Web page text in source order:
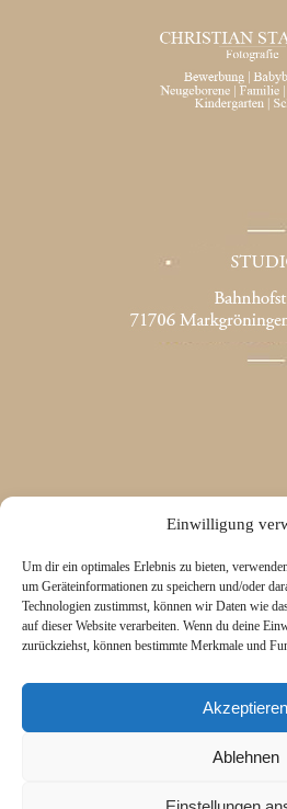
Einwilligung
Um dir ein optimales Erlebnis zu bieten,
um Geräteinformationen zu speichern und/oder
Technologien zustimmst, können wir Daten wie
auf dieser Website verarbeiten. Wenn du deine
zurückziehst, können bestimmte Merkmale und
Akzeptieren
Ablehnen